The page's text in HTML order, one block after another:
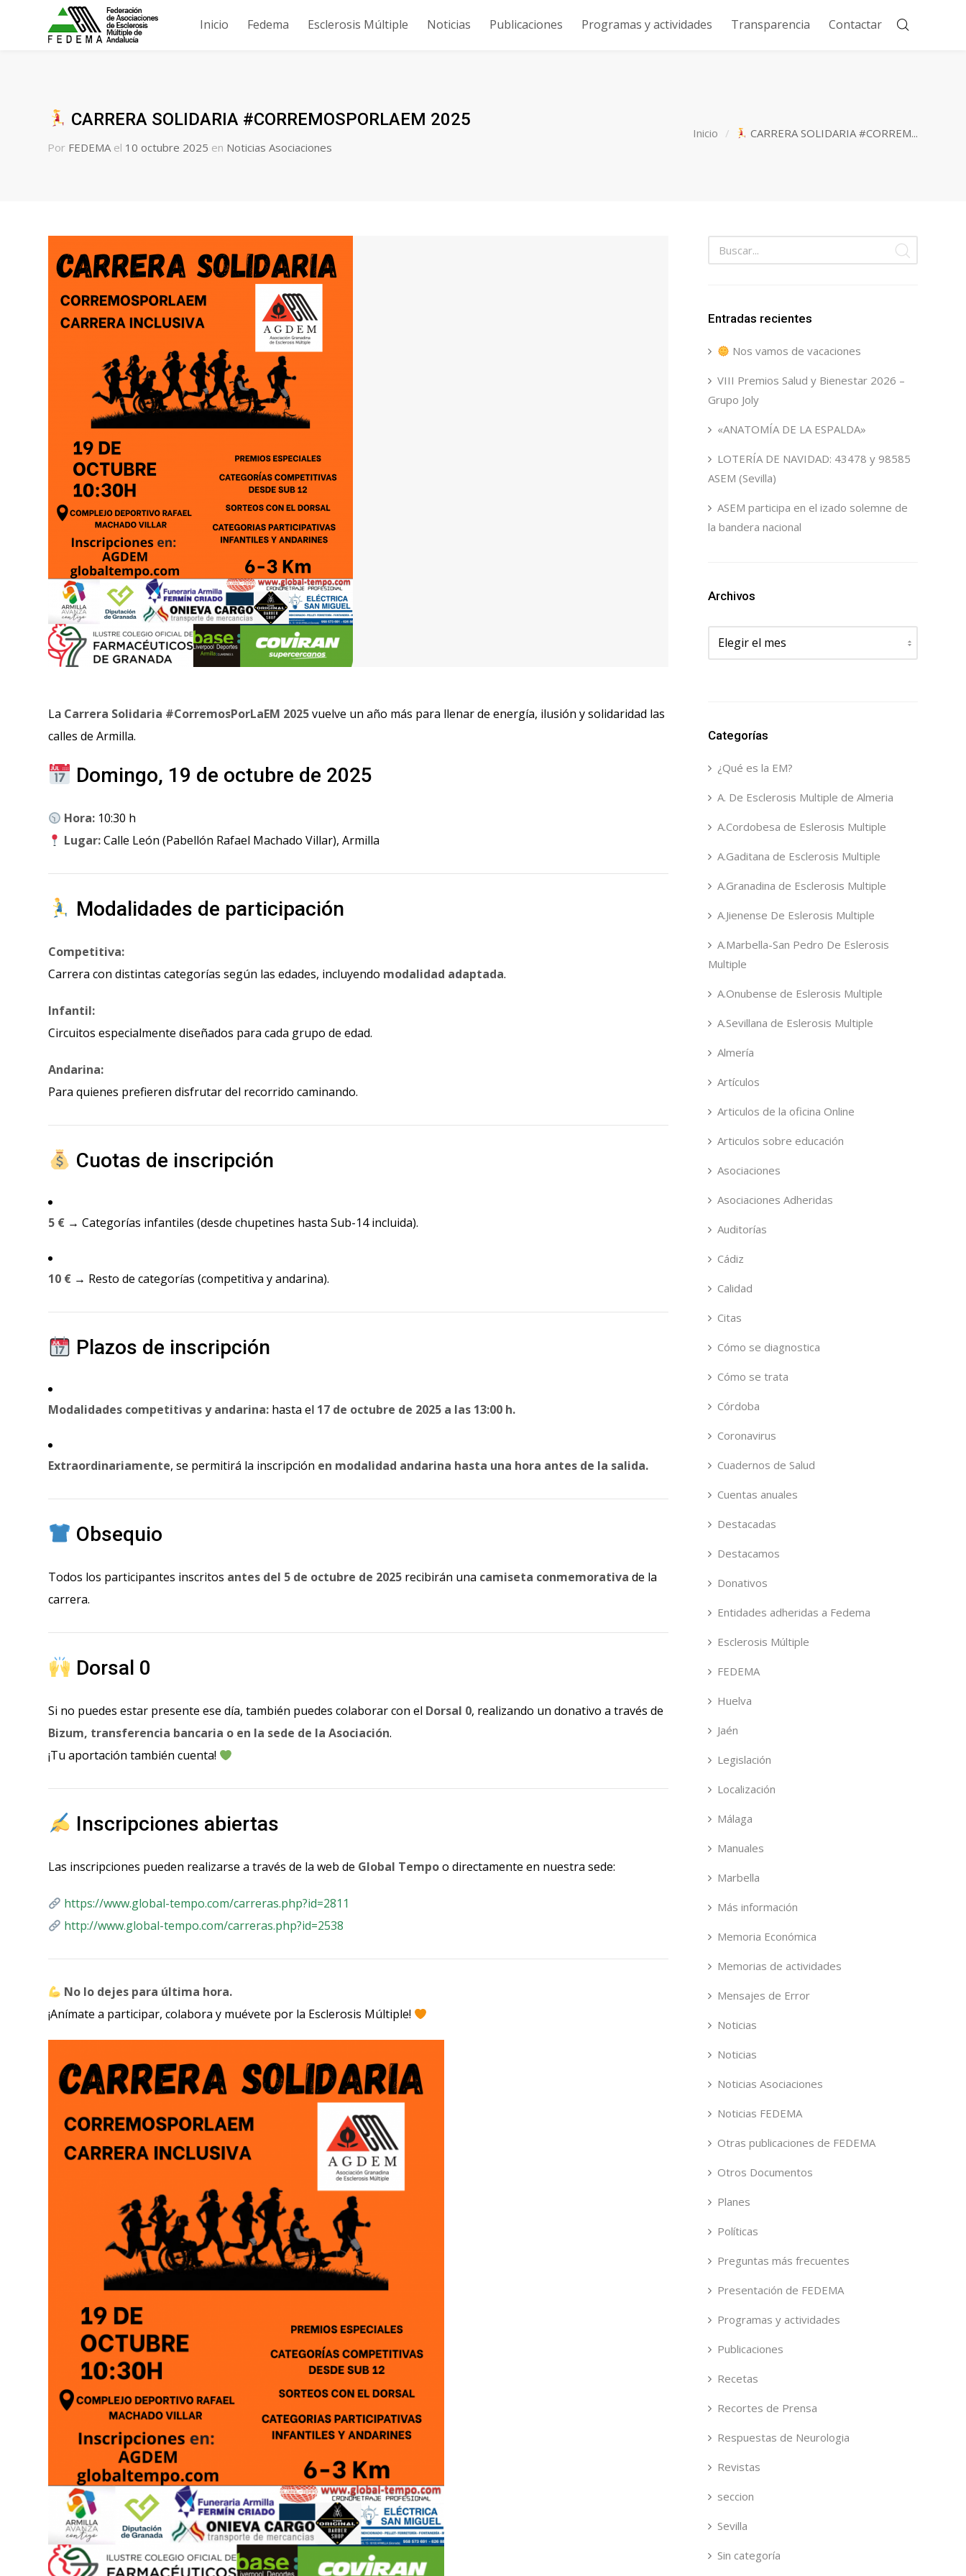
Inicio Fedema Esclerosis Múltiple Noticias Publicaciones Programas y actividades Transparencia Contactar
CARRERA SOLIDARIA #CORREMOSPORLAEM 2025
Por FEDEMA el 10 octubre 2025 en Noticias Asociaciones
Inicio CARRERA SOLIDARIA #CORREM...
La Carrera Solidaria #CorremosPorLaEM 2025vuelve un año más para llenar de energía, ilusión y solidaridad las
calles de Armilla.
Domingo, 19 de octubre de 2025
Hora: 10:30 h
Lugar:Calle León (Pabellón Rafael Machado Villar), Armilla
Modalidades de participación
Competitiva:
Carrera con distintas categorías según las edades, incluyendo modalidad adaptada.
Infantil:
Circuitos especialmente diseñados para cada grupo de edad.
Andarina:
Para quienes prefieren disfrutar del recorrido caminando.
Cuotas de inscripción
5 € → Categorías infantiles (desde chupetines hasta Sub-14 incluida).
10 € → Resto de categorías (competitiva y andarina).
Plazos de inscripción
Modalidades competitivas y andarina: hasta el 17 de octubre de 2025 a las 13:00 h.
Extraordinariamente, se permitirá la inscripción en modalidad andarina hasta una hora antes de la salida.
Obsequio
Todos los participantes inscritos antes del 5 de octubre de 2025 recibirán una camiseta conmemorativa de la
carrera.
Dorsal 0
Si no puedes estar presente ese día, también puedes colaborar con el Dorsal 0, realizando un donativo a través de
Bizum, transferencia bancaria o en la sede de la Asociación.
¡Tu aportación también cuenta!
Inscripciones abiertas
Las inscripciones pueden realizarse a través de la web de Global Tempoo directamente en nuestra sede:
https://www.global-tempo.com/carreras.php?id=2811
http://www.global-tempo.com/carreras.php?id=2538
No lo dejes para última hora.
¡Anímate a participar, colabora y muévete por la Esclerosis Múltiple!
Entradas recientes
Nos vamos de vacaciones
VIII Premios Salud y Bienestar 2026 –
Grupo Joly
«ANATOMÍA DE LA ESPALDA»
LOTERÍA DE NAVIDAD: 43478 y 98585
ASEM (Sevilla)
ASEM participa en el izado solemne de
la bandera nacional
Archivos
Archivos
Categorías
¿Qué es la EM?
A. De Esclerosis Multiple de Almeria
A.Cordobesa de Eslerosis Multiple
A.Gaditana de Esclerosis Multiple
A.Granadina de Esclerosis Multiple
A.Jienense De Eslerosis Multiple
A.Marbella-San Pedro De Eslerosis
Multiple
A.Onubense de Eslerosis Multiple
A.Sevillana de Eslerosis Multiple
Almería
Artículos
Articulos de la oficina Online
Articulos sobre educación
Asociaciones
Asociaciones Adheridas
Auditorías
Cádiz
Calidad
Citas
Cómo se diagnostica
Cómo se trata
Córdoba
Coronavirus
Cuadernos de Salud
Cuentas anuales
Destacadas
Destacamos
Donativos
Entidades adheridas a Fedema
Esclerosis Múltiple
FEDEMA
Huelva
Jaén
Legislación
Localización
Málaga
Manuales
Marbella
Más información
Memoria Económica
Memorias de actividades
Mensajes de Error
Noticias
Noticias
Noticias Asociaciones
Noticias FEDEMA
Otras publicaciones de FEDEMA
Otros Documentos
Planes
Políticas
Preguntas más frecuentes
Presentación de FEDEMA
Programas y actividades
Publicaciones
Recetas
Recortes de Prensa
Respuestas de Neurologia
Revistas
seccion
Sevilla
Sin categoría